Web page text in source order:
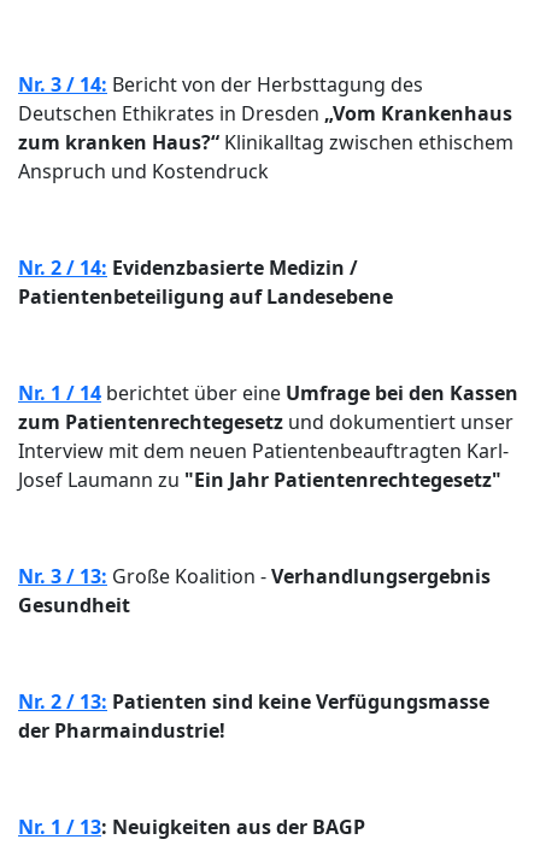
Nr. 3 / 14: Bericht von der Herbsttagung des
Deutschen Ethikrates in Dresden „Vom Krankenhaus
zum kranken Haus?“ Klinikalltag zwischen ethischem
Anspruch und Kostendruck
Nr. 2 / 14: Evidenzbasierte Medizin /
Patientenbeteiligung auf Landesebene
Nr. 1 / 14 berichtet über eine Umfrage bei den Kassen
zum Patientenrechtegesetz und dokumentiert unser
Interview mit dem neuen Patientenbeauftragten Karl-
Josef Laumann zu "Ein Jahr Patientenrechtegesetz"
Nr. 3 / 13: Große Koalition -Verhandlungsergebnis
Gesundheit
Nr. 2 / 13: Patienten sind keine Verfügungsmasse
der Pharmaindustrie!
Nr. 1 / 13: Neuigkeiten aus der BAGP